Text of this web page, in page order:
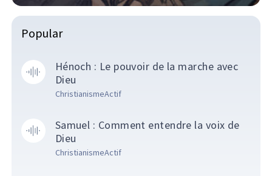
Popular
Hénoch : Le pouvoir de la marche avec
Dieu
ChristianismeActif
Samuel : Comment entendre la voix de
Dieu
ChristianismeActif